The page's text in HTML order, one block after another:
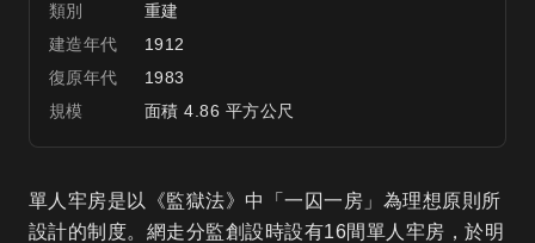
類別
重建
建造年代
1912
復原年代
1983
規模
面積 4.86 平方公尺
單人牢房是以《監獄法》中「一囚一房」為理想原則所
設計的制度。網走分監創設時設有16間單人牢房，於明